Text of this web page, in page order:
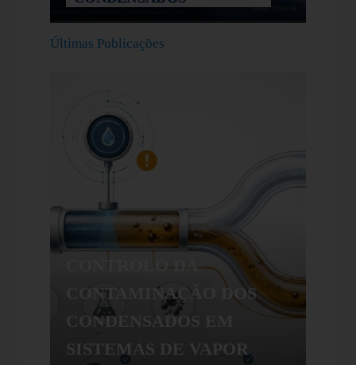
Últimas Publicações
CONTROLO DA
CONTAMINAÇÃO DOS
CONDENSADOS EM
SISTEMAS DE VAPOR